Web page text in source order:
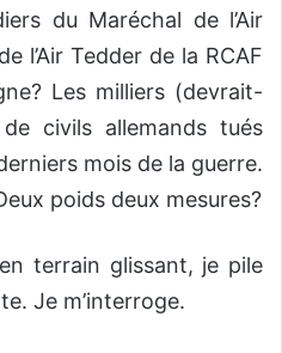
du Maréchal de l’Air
l’Air Tedder de la RCAF
Les milliers (devrait-
civils allemands tués
mois de la guerre.
poids deux mesures?
terrain glissant, je pile
Je m’interroge.